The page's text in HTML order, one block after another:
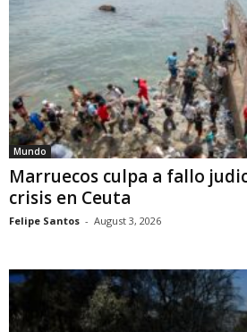
Mundo
Marruecos culpa a fallo
crisis en Ceuta
Felipe Santos - August 3, 2026